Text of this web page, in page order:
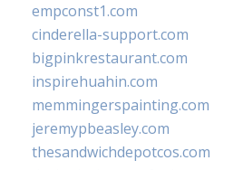
empconst1.com
cinderella-support.com
bigpinkrestaurant.com
inspirehuahin.com
memmingerspainting.com
jeremypbeasley.com
thesandwichdepotcos.com